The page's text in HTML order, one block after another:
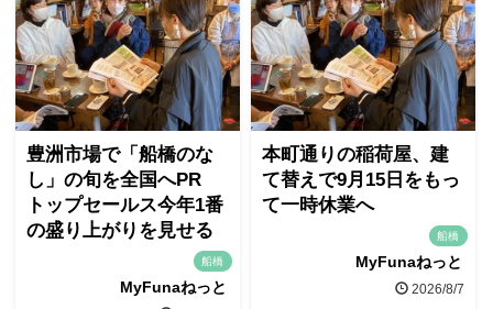
豊洲市場で「船橋のな
し」の旬を全国へPR
トップセールス今年1番
の盛り上がりを見せる
船橋
MyFunaねっと
本町通りの稲荷屋、建
て替えで9月15日をもっ
て一時休業へ
船橋
MyFunaねっと
2026/8/7